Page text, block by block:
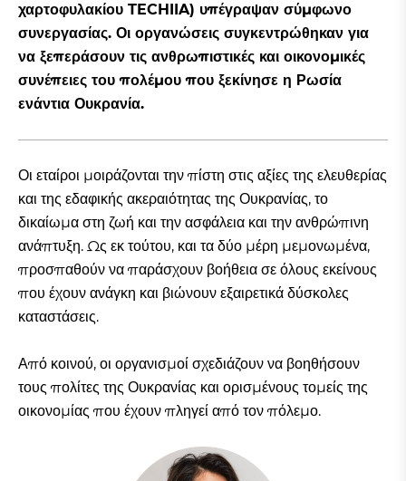
χαρτοφυλακίου TECHIIA) υπέγραψαν σύμφωνο
συνεργασίας. Οι οργανώσεις συγκεντρώθηκαν για
να ξεπεράσουν τις ανθρωπιστικές και οικονομικές
συνέπειες του πολέμου που ξεκίνησε η Ρωσία
ενάντια Ουκρανία.
Οι εταίροι μοιράζονται την πίστη στις αξίες της ελευθερίας
και της εδαφικής ακεραιότητας της Ουκρανίας, το
δικαίωμα στη ζωή και την ασφάλεια και την ανθρώπινη
ανάπτυξη. Ως εκ τούτου, και τα δύο μέρη μεμονωμένα,
προσπαθούν να παράσχουν βοήθεια σε όλους εκείνους
που έχουν ανάγκη και βιώνουν εξαιρετικά δύσκολες
καταστάσεις.
Από κοινού, οι οργανισμοί σχεδιάζουν να βοηθήσουν
τους πολίτες της Ουκρανίας και ορισμένους τομείς της
οικονομίας που έχουν πληγεί από τον πόλεμο.